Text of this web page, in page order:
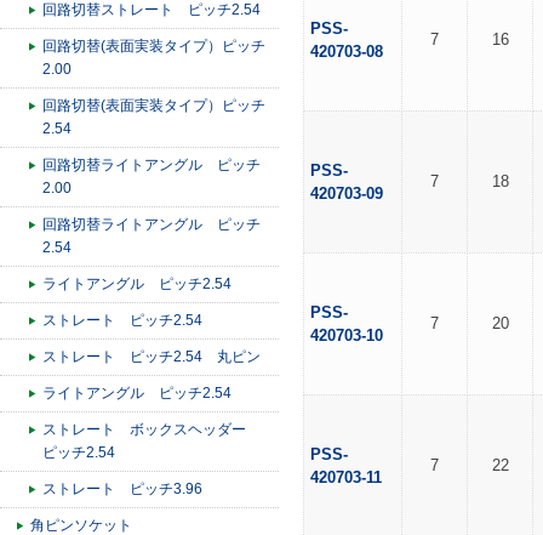
回路切替ストレート ピッチ2.54
回路切替(表面実装タイプ）ピッチ
2.00
回路切替(表面実装タイプ）ピッチ
2.54
回路切替ライトアングル ピッチ
2.00
回路切替ライトアングル ピッチ
2.54
ライトアングル ピッチ2.54
ストレート ピッチ2.54
ストレート ピッチ2.54 丸ピン
ライトアングル ピッチ2.54
ストレート ボックスヘッダー
ピッチ2.54
ストレート ピッチ3.96
角ピンソケット
PSS-
420703-08
7 16
PSS-
420703-09
7 18
PSS-
420703-10
7 20
PSS-
420703-11
7 22